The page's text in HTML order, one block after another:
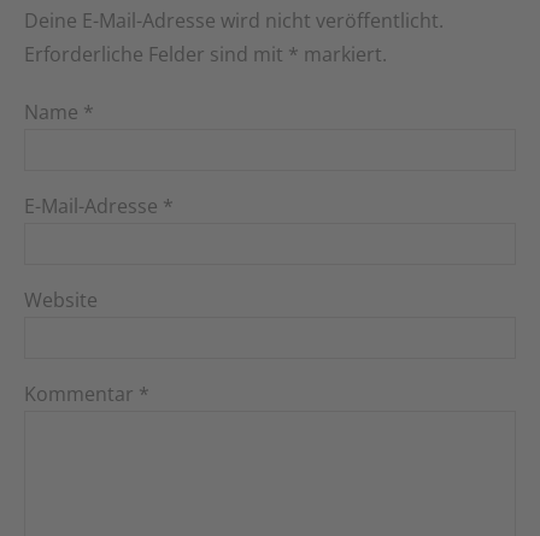
Deine E-Mail-Adresse wird nicht veröffentlicht.
Erforderliche Felder sind mit * markiert.
Name *
E-Mail-Adresse *
Website
Kommentar *